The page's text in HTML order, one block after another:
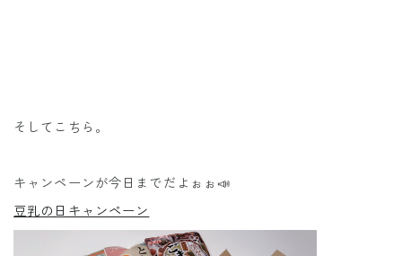
そしてこちら。
キャンペーンが今日までだよぉぉ📣
豆乳の日キャンペーン